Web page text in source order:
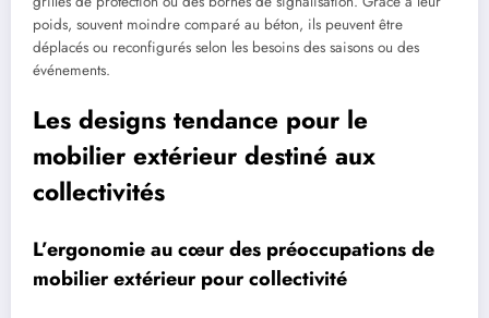
poids, souvent moindre comparé au béton, ils peuvent être
déplacés ou reconfigurés selon les besoins des saisons ou des
événements.
Les designs tendance pour le
mobilier extérieur destiné aux
collectivités
L’ergonomie au cœur des préoccupations de
mobilier extérieur pour collectivité